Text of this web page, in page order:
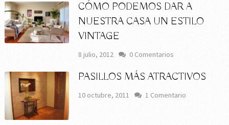
CÓMO PODEMOS DAR A
NUESTRA CASA UN ESTILO
VINTAGE
8 julio, 2012 0 Comentarios
PASILLOS MÁS ATRACTIVOS
10 octubre, 2011 1 Comentario